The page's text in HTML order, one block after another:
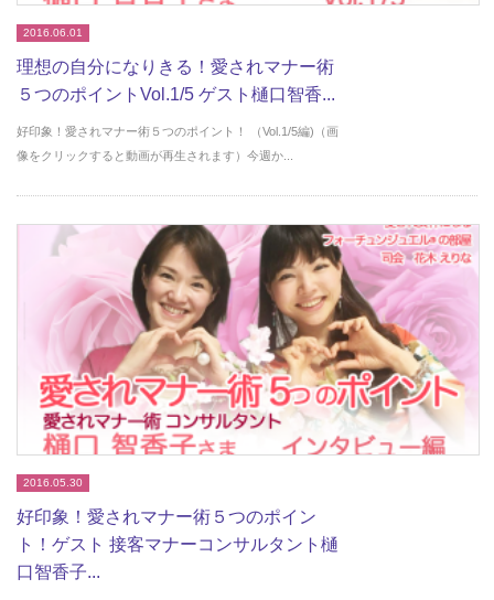
2016.06.01
理想の自分になりきる！愛されマナー術
５つのポイントVol.1/5 ゲスト樋口智香...
好印象！愛されマナー術５つのポイント！ （Vol.1/5編)（画
像をクリックすると動画が再生されます）今週か...
2016.05.30
好印象！愛されマナー術５つのポイン
ト！ゲスト 接客マナーコンサルタント樋
口智香子...